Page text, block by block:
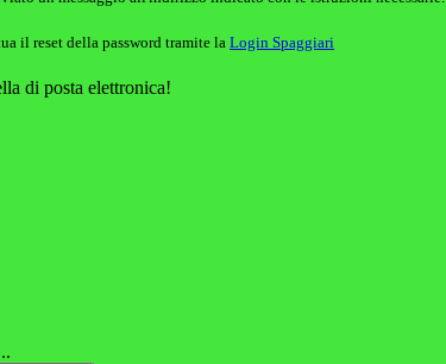
il reset della password tramite la Login Spaggiari
di posta elettronica!